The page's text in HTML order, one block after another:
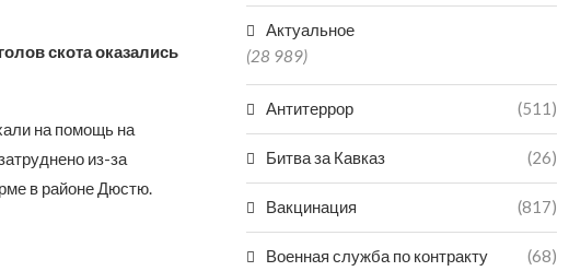
скота оказались
на помощь на
из-за
в районе Дюстю.
Актуальное
(28 989)
Антитеррор (511)
Битва за Кавказ (26)
Вакцинация (817)
Военная служба по контракту (68)